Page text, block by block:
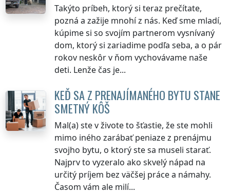
Takýto príbeh, ktorý si teraz prečítate,
pozná a zažije mnohí z nás. Keď sme mladí,
kúpime si so svojím partnerom vysnívaný
dom, ktorý si zariadime podľa seba, a o pár
rokov neskôr v ňom vychovávame naše
deti. Lenže čas je...
KEĎ SA Z PRENAJÍMANÉHO BYTU STANE
SMETNÝ KÔŠ
Mal(a) ste v živote to šťastie, že ste mohli
mimo iného zarábať peniaze z prenájmu
svojho bytu, o ktorý ste sa museli starať.
Najprv to vyzeralo ako skvelý nápad na
určitý príjem bez väčšej práce a námahy.
Časom vám ale milí...